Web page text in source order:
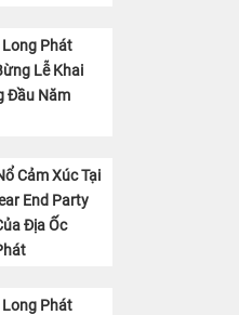
Phát
Lễ Khai
Đầu Năm
Cảm Xúc Tại
End Party
Địa Ốc
Phát